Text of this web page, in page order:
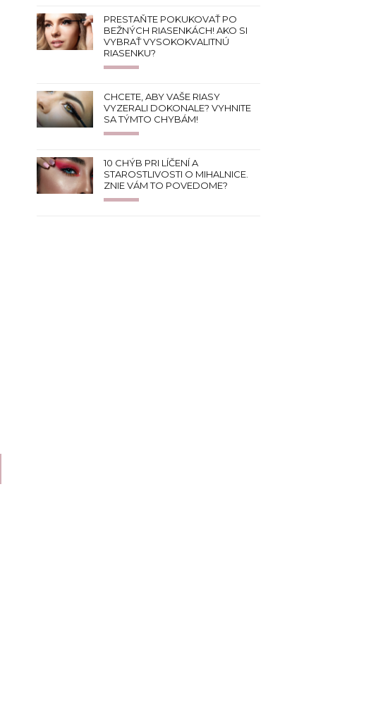
PRESTAŇTE POKUKOVAŤ PO
BEŽNÝCH RIASENKÁCH! AKO SI
VYBRAŤ VYSOKOKVALITNÚ
RIASENKU?
CHCETE, ABY VAŠE RIASY
VYZERALI DOKONALE? VYHNITE
SA TÝMTO CHYBÁM!
10 CHÝB PRI LÍČENÍ A
STAROSTLIVOSTI O MIHALNICE.
ZNIE VÁM TO POVEDOME?